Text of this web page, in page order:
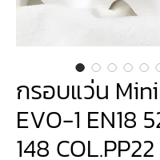
กรอบแว่น
EVO-1 EN18
148 COL.PP22